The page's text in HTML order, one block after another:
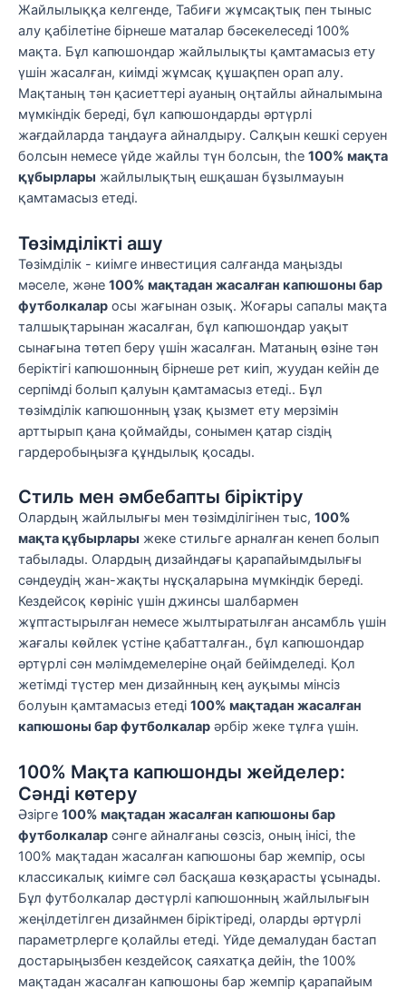
Жайлылыққа келгенде, Табиғи жұмсақтық пен тыныс
алу қабілетіне бірнеше маталар бәсекелеседі 100%
мақта. Бұл капюшондар жайлылықты қамтамасыз ету
үшін жасалған, киімді жұмсақ құшақпен орап алу.
Мақтаның тән қасиеттері ауаның оңтайлы айналымына
мүмкіндік береді, бұл капюшондарды әртүрлі
жағдайларда таңдауға айналдыру. Салқын кешкі серуен
болсын немесе үйде жайлы түн болсын, the 100% мақта
құбырлары жайлылықтың ешқашан бұзылмауын
қамтамасыз етеді.
Төзімділікті ашу
Төзімділік - киімге инвестиция салғанда маңызды
мәселе, және 100% мақтадан жасалған капюшоны бар
футболкалар осы жағынан озық. Жоғары сапалы мақта
талшықтарынан жасалған, бұл капюшондар уақыт
сынағына төтеп беру үшін жасалған. Матаның өзіне тән
беріктігі капюшонның бірнеше рет киіп, жуудан кейін де
серпімді болып қалуын қамтамасыз етеді.. Бұл
төзімділік капюшонның ұзақ қызмет ету мерзімін
арттырып қана қоймайды, сонымен қатар сіздің
гардеробыңызға құндылық қосады.
Стиль мен әмбебапты біріктіру
Олардың жайлылығы мен төзімділігінен тыс, 100%
мақта құбырлары жеке стильге арналған кенеп болып
табылады. Олардың дизайндағы қарапайымдылығы
сәндеудің жан-жақты нұсқаларына мүмкіндік береді.
Кездейсоқ көрініс үшін джинсы шалбармен
жұптастырылған немесе жылтыратылған ансамбль үшін
жағалы көйлек үстіне қабатталған., бұл капюшондар
әртүрлі сән мәлімдемелеріне оңай бейімделеді. Қол
жетімді түстер мен дизайнның кең ауқымы мінсіз
болуын қамтамасыз етеді 100% мақтадан жасалған
капюшоны бар футболкалар әрбір жеке тұлға үшін.
100% Мақта капюшонды жейделер:
Сәнді көтеру
Әзірге 100% мақтадан жасалған капюшоны бар
футболкалар сәнге айналғаны сөзсіз, оның інісі, the
100% мақтадан жасалған капюшоны бар жемпір, осы
классикалық киімге сәл басқаша көзқарасты ұсынады.
Бұл футболкалар дәстүрлі капюшонның жайлылығын
жеңілдетілген дизайнмен біріктіреді, оларды әртүрлі
параметрлерге қолайлы етеді. Үйде демалудан бастап
достарыңызбен кездейсоқ саяхатқа дейін, the 100%
мақтадан жасалған капюшоны бар жемпір қарапайым